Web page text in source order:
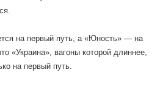
на первый путь, а «Юность» — на
«Украина», вагоны которой длиннее,
на первый путь.